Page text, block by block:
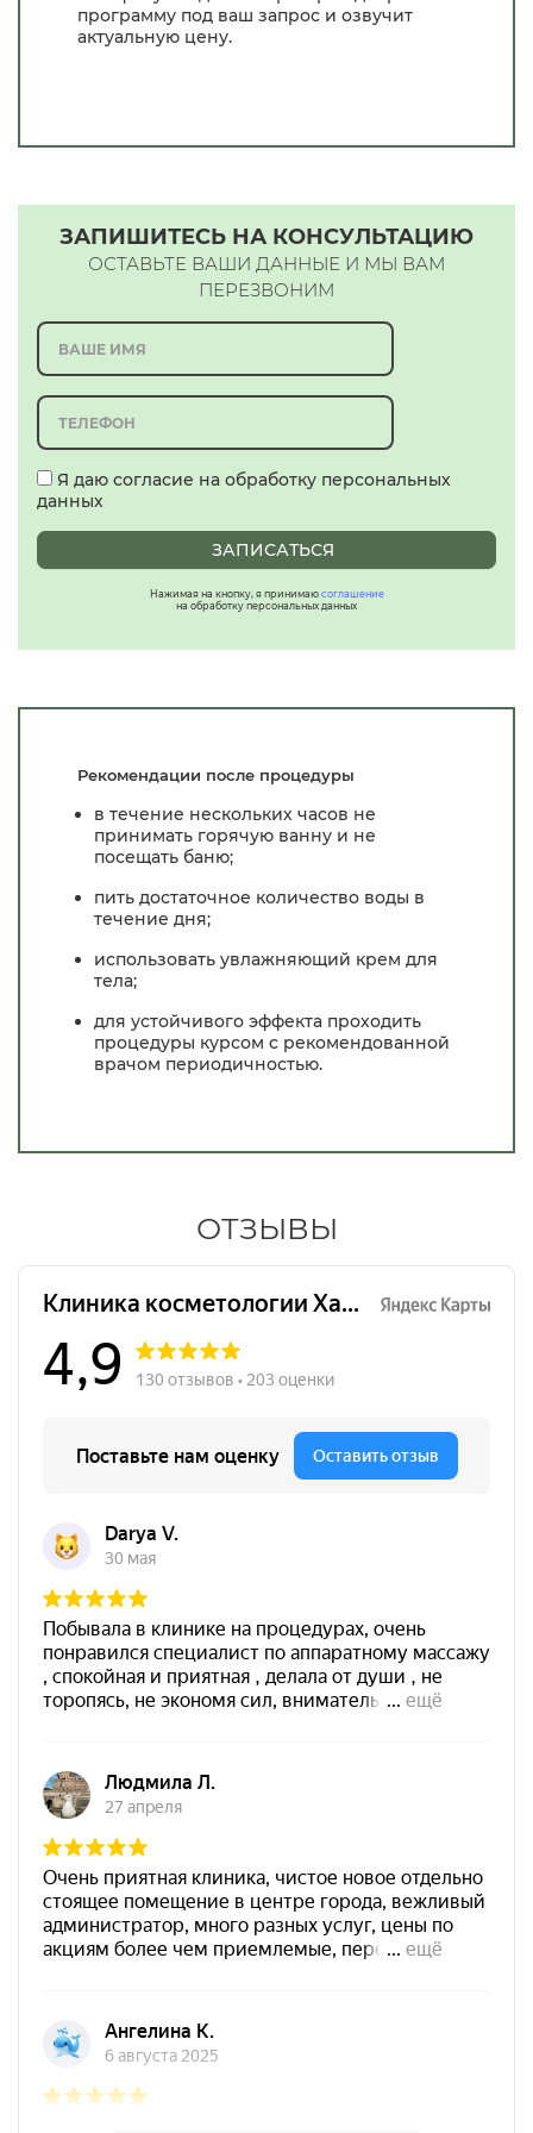
программу под ваш запрос и озвучит
актуальную цену.
ЗАПИШИТЕСЬ НА КОНСУЛЬТАЦИЮ
ОСТАВЬТЕ ВАШИ ДАННЫЕ И МЫ ВАМ
ПЕРЕЗВОНИМ
Я даю согласие на обработку персональных
данных
ЗАПИСАТЬСЯ
Нажимая на кнопку, я принимаю соглашение
на обработку персональных данных
Рекомендации после процедуры
в течение нескольких часов не
принимать горячую ванну и не
посещать баню;
пить достаточное количество воды в
течение дня;
использовать увлажняющий крем для
тела;
для устойчивого эффекта проходить
процедуры курсом с рекомендованной
врачом периодичностью.
ОТЗЫВЫ